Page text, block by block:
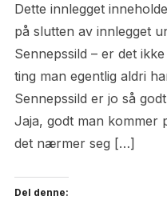
Dette innlegget
på slutten av innlegget
Sennepssild – er det
ting man egentlig aldri
Sennepssild er jo så
Jaja, godt man kommer
det nærmer seg […]
Del denne: